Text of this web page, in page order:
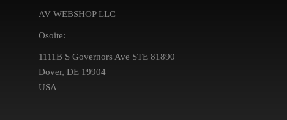
AV WEBSHOP LLC
Osoite:
1111B S Governors Ave STE 81890
Dover, DE 19904
USA